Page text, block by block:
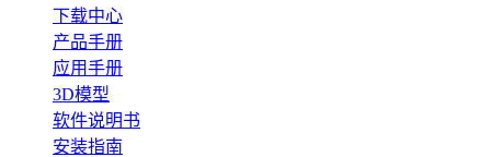
下载中心
产品手册
应用手册
3D模型
软件说明书
安装指南